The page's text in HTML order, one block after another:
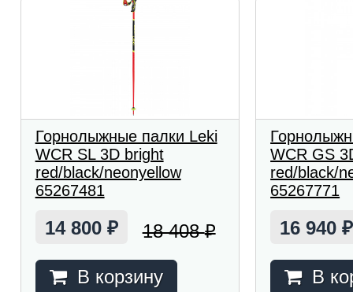
Горнолыжные палки Leki
WCR SL 3D bright
red/black/neonyellow
65267481
14 800 ₽ 18 408₽
В корзину
WCR GS
red/black/
65267771
16 940₽
В